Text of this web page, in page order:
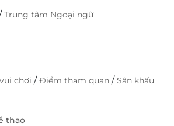
mới mẻ
Gốm”. Cùng
hóa Việt theo cách thú vị nhất.
Trung tâm Ngoại ngữ
chơi /Điểm tham quan /Sân khấu
thao